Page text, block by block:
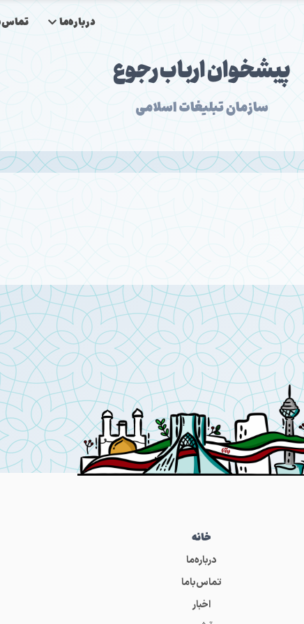
درباره‌ما
پیشخوان ارباب رجوع
سازمان تبلیغات اسلامی
خانه
درباره‌ما
تماس‌باما
اخبار